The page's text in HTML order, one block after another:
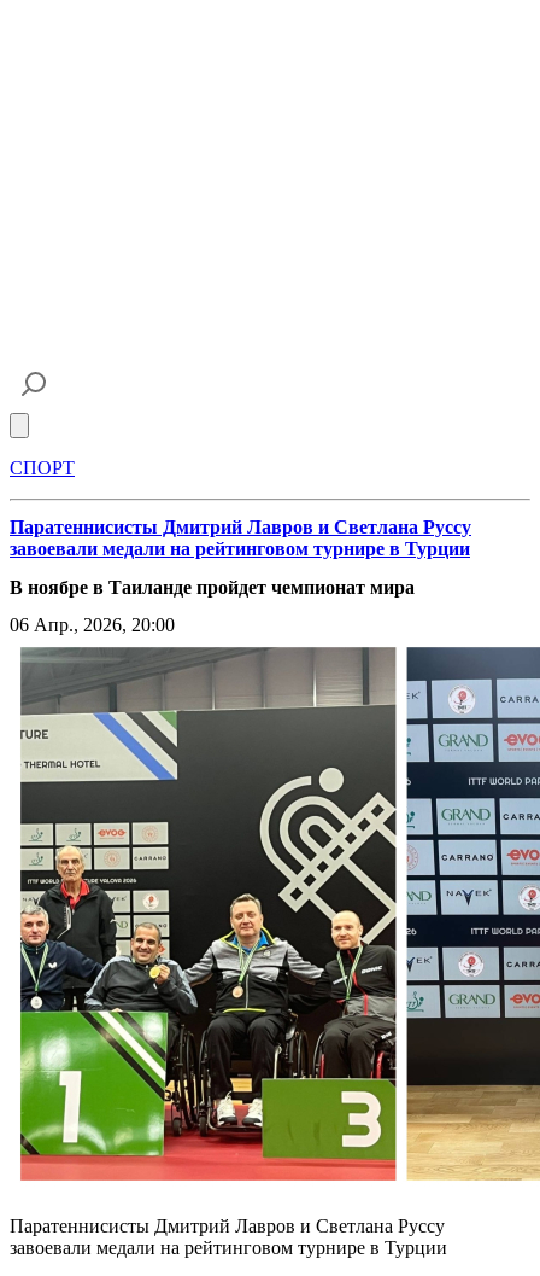
СПОРТ
Паратеннисисты Дмитрий Лавров и Светлана Руссу
завоевали медали на рейтинговом турнире в Турции
В ноябре в Таиланде пройдет чемпионат мира
06 Апр., 2026, 20:00
Паратеннисисты Дмитрий Лавров и Светлана Руссу
завоевали медали на рейтинговом турнире в Турции